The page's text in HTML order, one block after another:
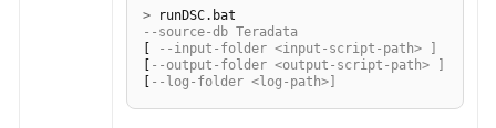
>
--source-db Teradata
--input-folder <input-script-path> ]
--output-folder <output-script-path> ]
--log-folder <log-path>]